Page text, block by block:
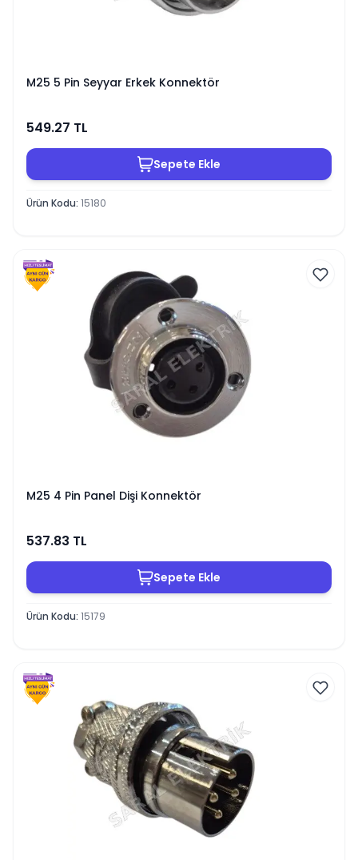
M25 5 Pin Seyyar Erkek Konnektör
549.27 TL
Sepete Ekle
Ürün Kodu: 15180
M25 4 Pin Panel Dişi Konnektör
537.83 TL
Sepete Ekle
Ürün Kodu: 15179